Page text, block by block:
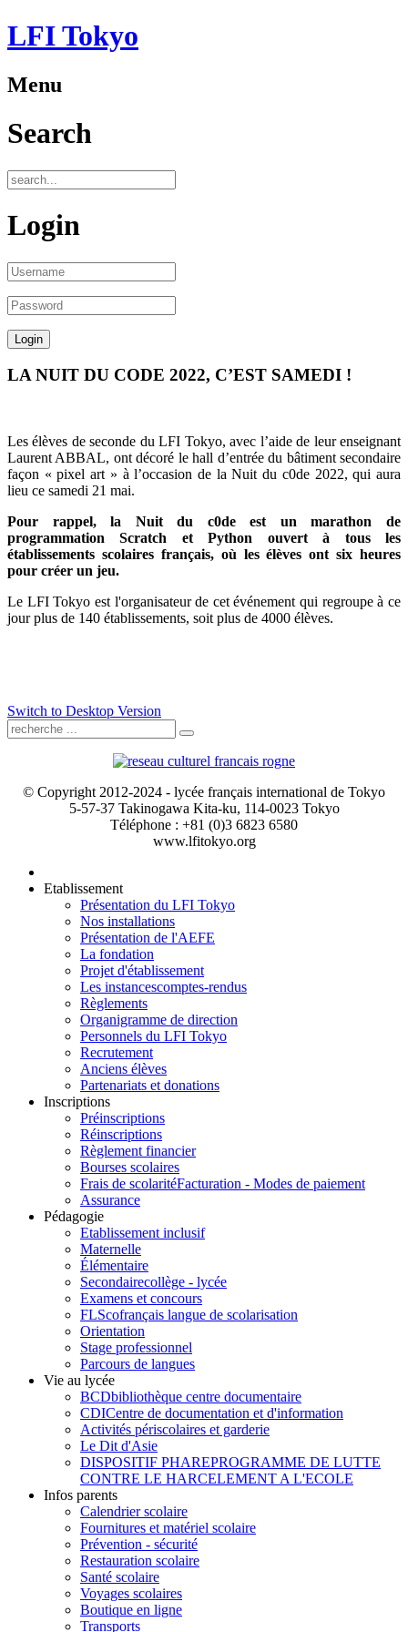
LFI Tokyo
Menu
Search
Login
LA NUIT DU CODE 2022, C’EST SAMEDI !
Les élèves de seconde du LFI Tokyo, avec l’aide de leur enseignant
Laurent ABBAL, ont décoré le hall d’entrée du bâtiment secondaire
façon « pixel art » à l’occasion de la Nuit du c0de 2022, qui aura
lieu ce samedi 21 mai.
Pour rappel, la Nuit du c0de est un marathon de
programmation Scratch et Python ouvert à tous les
établissements scolaires français, où les élèves ont six heures
pour créer un jeu.
Le LFI Tokyo est l'organisateur de cet événement qui regroupe à ce
jour plus de 140 établissements, soit plus de 4000 élèves.
Switch to Desktop Version
© Copyright 2012-2024 - lycée français international de Tokyo
5-57-37 Takinogawa Kita-ku, 114-0023 Tokyo
Téléphone : +81 (0)3 6823 6580
www.lfitokyo.org
Etablissement
Présentation du LFI Tokyo
Nos installations
Présentation de l'AEFE
La fondation
Projet d'établissement
Les instancescomptes-rendus
Règlements
Organigramme de direction
Personnels du LFI Tokyo
Recrutement
Anciens élèves
Partenariats et donations
Inscriptions
Préinscriptions
Réinscriptions
Règlement financier
Bourses scolaires
Frais de scolaritéFacturation - Modes de paiement
Assurance
Pédagogie
Etablissement inclusif
Maternelle
Élémentaire
Secondairecollège - lycée
Examens et concours
FLScofrançais langue de scolarisation
Orientation
Stage professionnel
Parcours de langues
Vie au lycée
BCDbibliothèque centre documentaire
CDICentre de documentation et d'information
Activités périscolaires et garderie
Le Dit d'Asie
DISPOSITIF PHAREPROGRAMME DE LUTTE
CONTRE LE HARCELEMENT A L'ECOLE
Infos parents
Calendrier scolaire
Fournitures et matériel scolaire
Prévention - sécurité
Restauration scolaire
Santé scolaire
Voyages scolaires
Boutique en ligne
Transports